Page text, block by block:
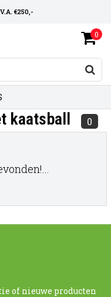
€250,-
0
kaatsball 0
of nieuwe producten